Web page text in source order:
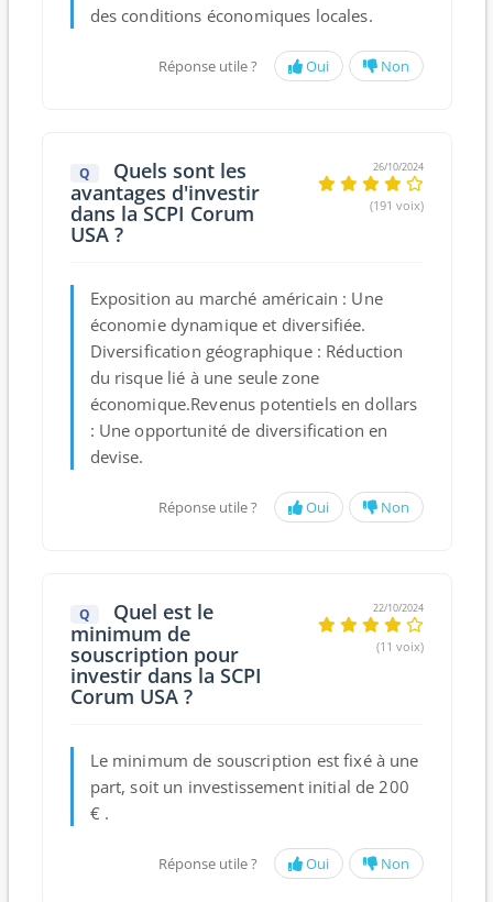
des conditions économiques locales.
Réponse utile ? Oui Non
Q
Quels sont les
avantages d'investir
dans la SCPI Corum
USA ?
26/10/2024
(191 voix)
Exposition au marché américain : Une
économie dynamique et diversifiée.
Diversification géographique : Réduction
du risque lié à une seule zone
économique.Revenus potentiels en dollars
: Une opportunité de diversification en
devise.
Réponse utile ? Oui Non
Q
Quel est le
minimum de
souscription pour
investir dans la SCPI
Corum USA ?
22/10/2024
(11 voix)
Le minimum de souscription est fixé à une
part, soit un investissement initial de 200
€ .
Réponse utile ? Oui Non